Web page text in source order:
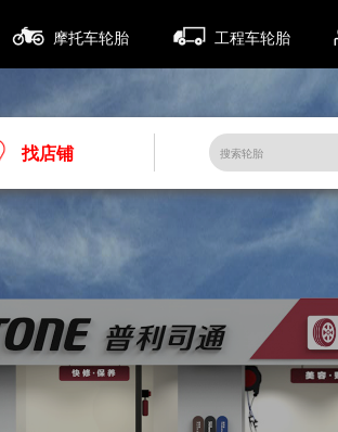
摩托车轮胎 工程车轮胎
找店铺